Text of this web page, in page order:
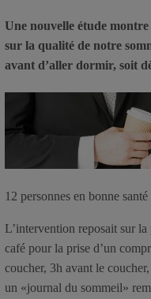
Une nouvelle étude
sur la qualité de notre
avant d’aller dormir, soit
12 personnes en bonne
L’intervention reposait sur
café pour la prise d’un
coucher, 3h avant le
un «journal du sommeil»